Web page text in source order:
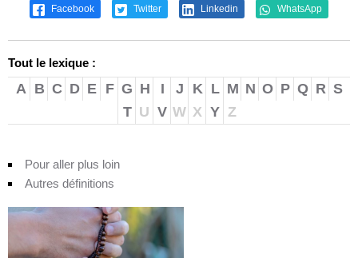
Facebook Twitter Linkedin WhatsApp
Tout le lexique :
A B C D E F G H I J K L M N O P Q R S
T U V W X Y Z
Pour aller plus loin
Autres définitions